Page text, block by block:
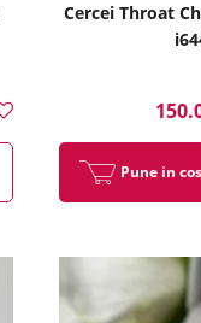
Cercei Throat
Pune in cos